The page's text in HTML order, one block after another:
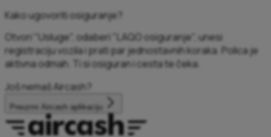
Kako ugovoriti osiguranje? ​
Otvori "Usluge", odaberi "LAQO osiguranje", unesi
registraciju vozila i prati par jednostavnih koraka. Polica je
aktivna odmah. Ti si osiguran i cesta te čeka.​
Još nemaš Aircash?
Preuzmi Aircash aplikaciju